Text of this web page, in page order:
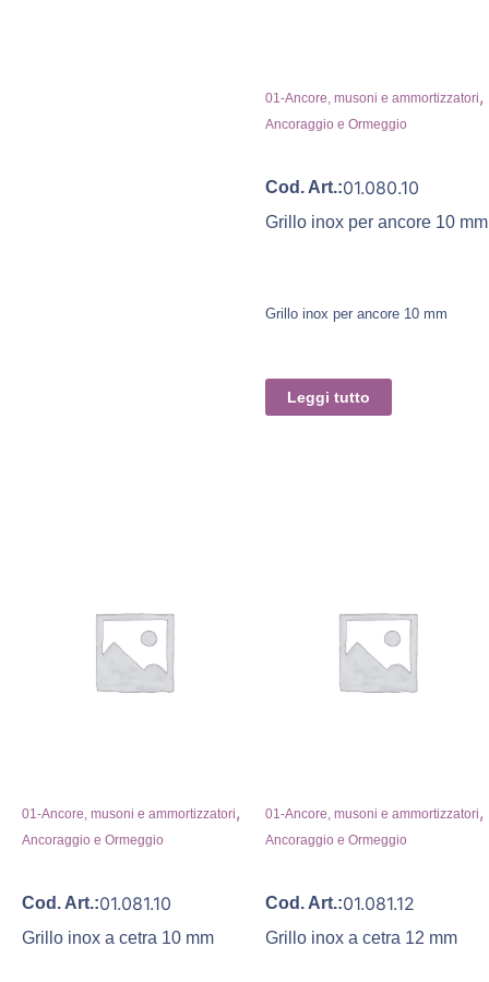
01-Ancore, musoni e ammortizzatori,
Ancoraggio e Ormeggio
Cod. Art.:01.080.10
Grillo inox per ancore 10 mm
Grillo inox per ancore 10 mm
Leggi tutto
01-Ancore, musoni e ammortizzatori,
Ancoraggio e Ormeggio
Cod. Art.:01.081.10
Grillo inox a cetra 10 mm
01-Ancore, musoni e ammortizzatori,
Ancoraggio e Ormeggio
Cod. Art.:01.081.12
Grillo inox a cetra 12 mm